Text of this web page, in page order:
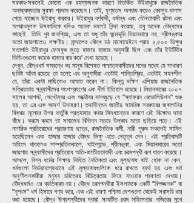
সরকার-সকলেই কোনো এক রহস্যজনক কারণে বিতর্কিত উইরাথুকে রাজনৈতিক
অনাক্রম্যতার সুরক্ষা প্রদান করেছেন। তাই, ঘৃণ্যতম অপরাধ করেও বেকসুর খালাস
পেয়ে যাচ্ছেন উইরাথু বারবার। উইরাথুর বর্ণবাদী, ধর্মান্ধ এবং যৌনতাবাদী রটনা এবং
অপরাধমূলক উসকানিকে যদিও অনেক মহলই নিন্দা করেছে, তবু অনেক বৌদ্ধদের
কাছেই তিনি খুব জনপ্রিয়, এবং তা শুধু তাঁর জন্মভূমি মিয়ানমারে নয়, শ্রীলঙ্কার
মতো জায়গাতেও লক্ষণীয়। মান্দালের বৌদ্ধ মঠ মাসোয়েইনে প্রায় ২,৫০০ ভিক্ষুর
সভাপতি উইরাথুর ফেসবুক জুড়ে হাজার হাজার অনুসারী ছিল এবং তাঁর ইউটিউব
ভিডিওগুলো কয়েক হাজার বার করে' দেখা হয়েছে।
দেখুন, বৌদ্ধধর্ম সম্বন্ধে বহু মানুষ বিশেষত পাশ্চাত্যবাসীদের মনের মধ্যে যে সাধারণ
ছবিটা আঁকা রয়েছে তা হলো: এর অনুগামীরা এতটাই শান্তিপ্রিয়, এতটাই সহনশীল
যে, তাঁরা একটা মাছিকেও আঘাত করেন না। কিন্তু দক্ষিণ এশিয়ায় রাজনৈতিক
সক্রিয়তায় সন্ন্যাসীদের অংশগ্রহণের এক দীর্ঘ ইতিহাস রয়েছে। মিয়ানমারের ২০০৭
সালের আগস্ট, সেপ্টেম্বর এবং অক্টোবর মাসজুড়ে যে ''স্যাফরন রেভোলিউশন'' শুরু
হয়, তা এর এক আদর্শ উদাহরণ। তদানীন্তন জাতীয় সামরিক সরকারের জ্বালানির
বিক্রয় মূল্যের উপর ভর্তুকি প্রত্যাহার করার সিদ্ধান্তের কারণে এই বিক্ষোভ দানা
বাঁধে। ক্রমে ক্রমে তা সমাজের বিভিন্ন স্তরে উল্কার মতো ছড়িয়ে পড়ে। এই
নাগরিক প্রতিরোধের প্রচারণায় ছাত্র, রাজনৈতিক কর্মী, নারী পুরুষ সকলেই সামিল
হয়েছিলেন এবং হাজার হাজার বৌদ্ধ ভিক্ষু এতে নেতৃত্ব দেন। এই প্রতিবাদটি
অহিংস থাকলেও সাম্প্রতিককালে, থাইল্যান্ড, শ্রীলঙ্কা, এবং মিয়ানমারের মতো
জায়গায় সন্ন্যাসীদের প্রতিরোধ অতি-জাতীয়তাবাদী এবং চরমপন্থী রূপ ধারণ করেছে।
আসলে, বিশ্ব ধর্মের শিক্ষায় নিহিত নৈতিকতা এবং মূল্যবোধ যাই হোক না কেন,
ধর্মগুলো নির্ভরযোগ্যভাবে এই মূল্যবোধগুলিকে ধরে রাখতে ব্যর্থ হয় এবং ধর্ম
অনুশীলনকারীরা মনুষ্য চরিত্রের বিচিত্রতায় ফিরে যাওয়ার প্রবণতা দেখায়।
বৌদ্ধধর্মও এর ব্যতিক্রম নয়। বৌদ্ধ চরমপন্থীরা ইসলামকে একটি "বিপজ্জনক" বা
"নৃশংস" ধর্ম হিসাবে গণ্য করে, এবং এই ধারণা পশ্চিমা দেশগুলো থেকেই সরাসরি ধার
করা হয়েছে। বৌদ্ধ উগ্রপন্থীদের দ্বারা সংঘটিত চরম সহিংসতার নজিরের মুখে